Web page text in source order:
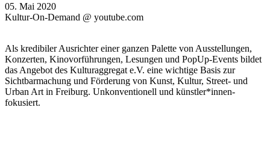
05. Mai 2020
Kultur-On-Demand @ youtube.com
Als kredibiler Ausrichter einer ganzen Palette von Ausstellungen,
Konzerten, Kinovorführungen, Lesungen und PopUp-Events bildet
das Angebot des Kulturaggregat e.V. eine wichtige Basis zur
Sichtbarmachung und Förderung von Kunst, Kultur, Street- und
Urban Art in Freiburg. Unkonventionell und künstler*innen-
fokusiert.